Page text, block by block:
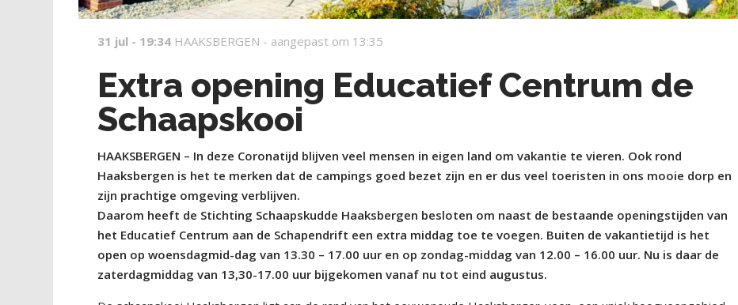
31 jul - 19:34 HAAKSBERGEN - aangepast om 13:35
Extra opening Educatief Centrum de
Schaapskooi
HAAKSBERGEN – In deze Coronatijd blijven veel mensen in eigen land om vakantie te vieren. Ook rond
Haaksbergen is het te merken dat de campings goed bezet zijn en er dus veel toeristen in ons mooie dorp en
zijn prachtige omgeving verblijven.
Daarom heeft de Stichting Schaapskudde Haaksbergen besloten om naast de bestaande openingstijden van
het Educatief Centrum aan de Schapendrift een extra middag toe te voegen. Buiten de vakantietijd is het
open op woensdagmid-dag van 13.30 – 17.00 uur en op zondag-middag van 12.00 – 16.00 uur. Nu is daar de
zaterdagmiddag van 13,30-17.00 uur bijgekomen vanaf nu tot eind augustus.